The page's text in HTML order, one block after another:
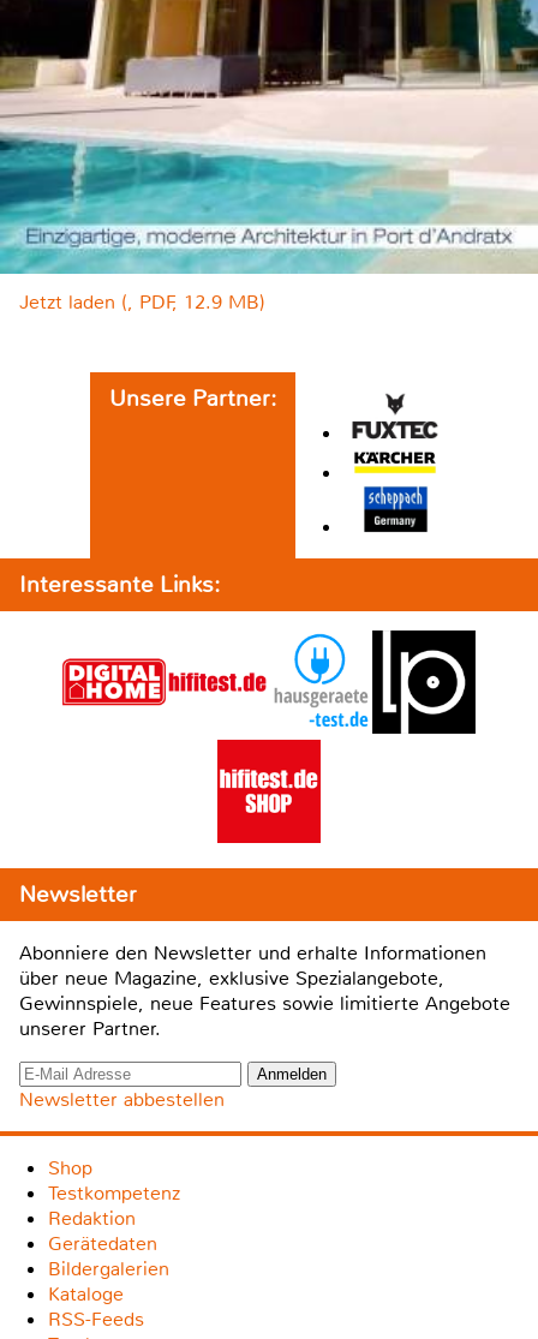
Jetzt laden (, PDF, 12.9 MB)
Unsere Partner:
Interessante Links:
Newsletter
Abonniere den Newsletter und erhalte Informationen
über neue Magazine, exklusive Spezialangebote,
Gewinnspiele, neue Features sowie limitierte Angebote
unserer Partner.
Newsletter abbestellen
Shop
Testkompetenz
Redaktion
Gerätedaten
Bildergalerien
Kataloge
RSS-Feeds